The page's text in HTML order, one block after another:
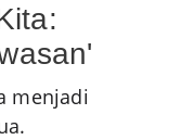
menjadi